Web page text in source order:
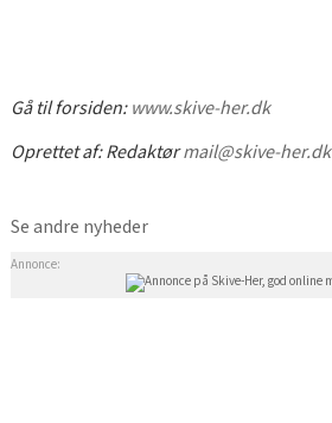
Gå til forsiden:www.skive-her.dk
Oprettet af:Redaktørmail@skive-her.dk
Se andre nyheder
Annonce: